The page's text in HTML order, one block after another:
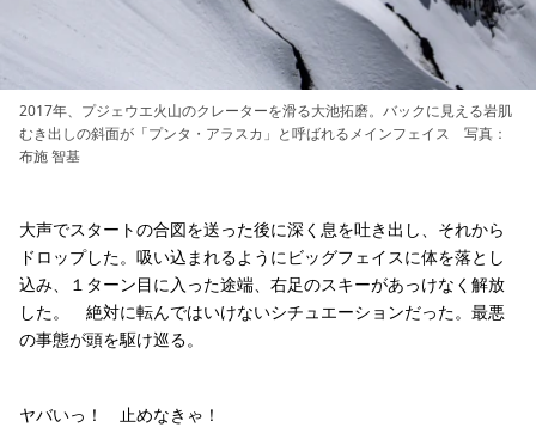
2017年、プジェウエ火山のクレーターを滑る大池拓磨。バックに見える岩肌
むき出しの斜面が「プンタ・アラスカ」と呼ばれるメインフェイス 写真：
布施 智基
大声でスタートの合図を送った後に深く息を吐き出し、それから
ドロップした。吸い込まれるようにビッグフェイスに体を落とし
込み、１ターン目に入った途端、右足のスキーがあっけなく解放
した。 絶対に転んではいけないシチュエーションだった。最悪
の事態が頭を駆け巡る。
ヤバいっ！ 止めなきゃ！